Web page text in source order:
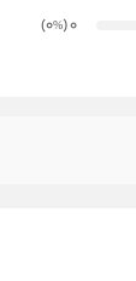
0
(0
%
)